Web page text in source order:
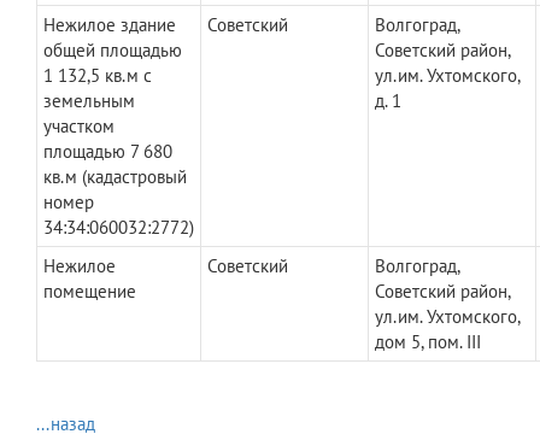
Нежилое здание
общей площадью
1 132,5 кв.м с
земельным
участком
площадью 7 680
кв.м (кадастровый
номер
34:34:060032:2772)
Советский
Волгоград,
Советский район,
ул.им. Ухтомского,
д. 1
Нежилое
помещение
Советский
Волгоград,
Советский район,
ул.им. Ухтомского,
дом 5, пом. III
...назад